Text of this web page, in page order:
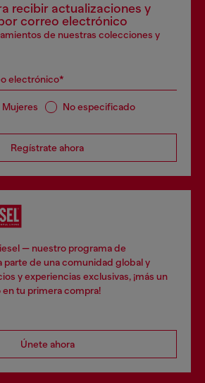
recibir actualizaciones y
correo electrónico
de nuestras colecciones y
electrónico*
Mujeres No especificado
Regístrate ahora
— nuestro programa de
parte de una comunidad global y
y experiencias exclusivas, ¡más un
tu primera compra!
Únete ahora